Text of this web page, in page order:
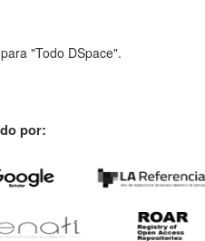
"Todo DSpace".
por: